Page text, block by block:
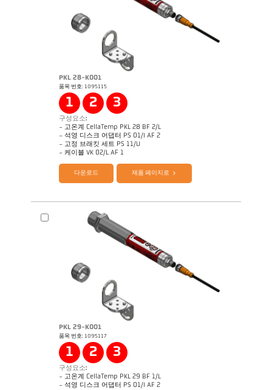
Application Note CellaInduction
PKL 28-K001
품목 번호: 1095115
1 2 3
구성요소:
- 고온계 CellaTemp PKL 28 BF 2/L
- 석영 디스크 어댑터 PS 01/I AF 2
- 고정 브래킷 세트 PS 11/U
- 케이블 VK 02/L AF 1
제품 카다로그 CellaTemp PK PKF PKL
Application Note CellaInduction
다운로드 제품 페이지로
PKL 29-K001
품목 번호: 1095117
1 2 3
구성요소:
- 고온계 CellaTemp PKL 29 BF 1/L
- 석영 디스크 어댑터 PS 01/I AF 2